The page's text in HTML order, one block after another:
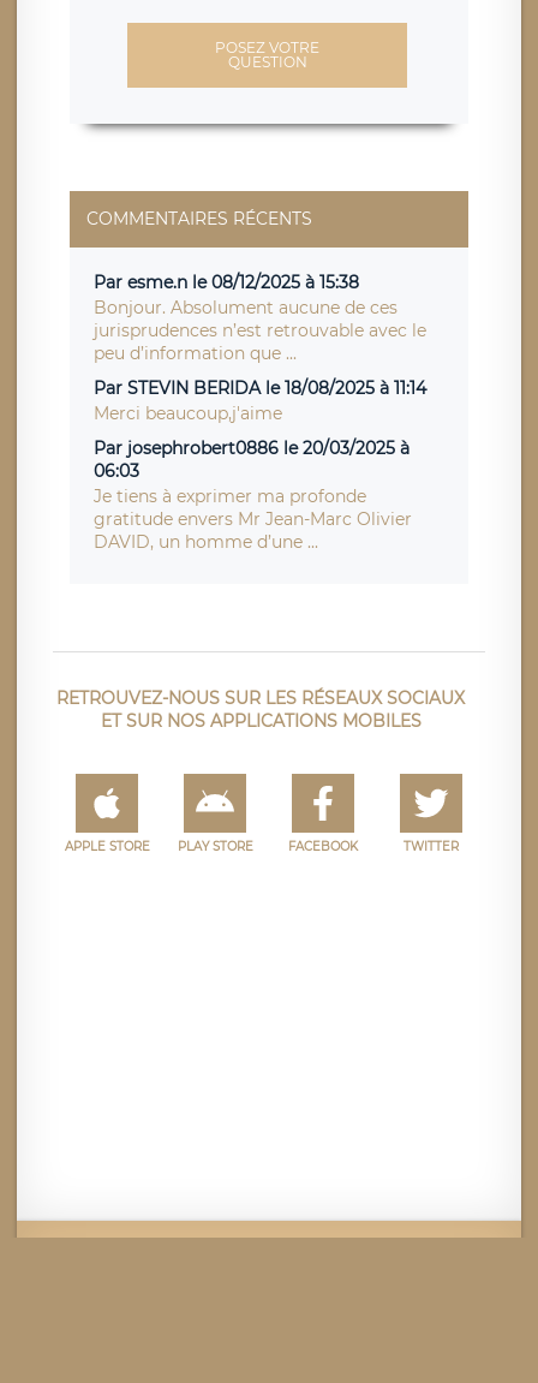
POSEZ VOTRE
QUESTION
COMMENTAIRES RÉCENTS
Par esme.n le 08/12/2025 à 15:38
Bonjour. Absolument aucune de ces
jurisprudences n’est retrouvable avec le
peu d’information que ...
Par STEVIN BERIDA le 18/08/2025 à 11:14
Merci beaucoup,j'aime
Par josephrobert0886 le 20/03/2025 à
06:03
Je tiens à exprimer ma profonde
gratitude envers Mr Jean-Marc Olivier
DAVID, un homme d’une ...
RETROUVEZ-NOUS SUR LES RÉSEAUX SOCIAUX
ET SUR NOS APPLICATIONS MOBILES
APPLE STORE PLAY STORE FACEBOOK TWITTER